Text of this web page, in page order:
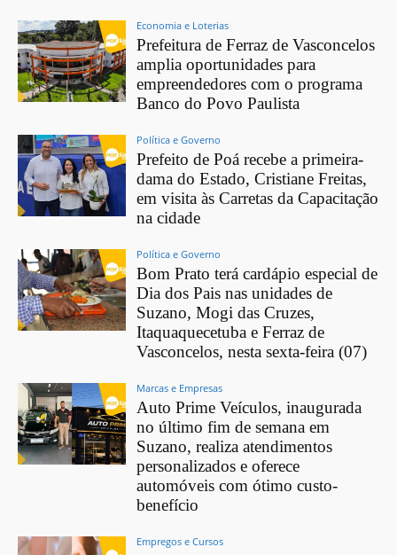
Economia e Loterias
Prefeitura de Ferraz de Vasconcelos
amplia oportunidades para
empreendedores com o programa
Banco do Povo Paulista
Política e Governo
Prefeito de Poá recebe a primeira-
dama do Estado, Cristiane Freitas,
em visita às Carretas da Capacitação
na cidade
Política e Governo
Bom Prato terá cardápio especial de
Dia dos Pais nas unidades de
Suzano, Mogi das Cruzes,
Itaquaquecetuba e Ferraz de
Vasconcelos, nesta sexta-feira (07)
Marcas e Empresas
Auto Prime Veículos, inaugurada
no último fim de semana em
Suzano, realiza atendimentos
personalizados e oferece
automóveis com ótimo custo-
benefício
Empregos e Cursos